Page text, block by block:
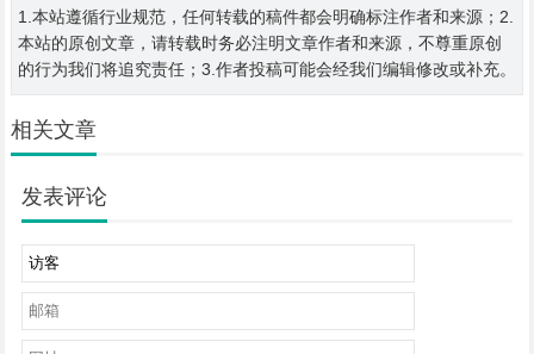
1.本站遵循行业规范，任何转载的稿件都会明确标注作者和来源；2.
本站的原创文章，请转载时务必注明文章作者和来源，不尊重原创
的行为我们将追究责任；3.作者投稿可能会经我们编辑修改或补充。
相关文章
发表评论